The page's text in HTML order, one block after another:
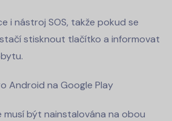
i nástroj SOS, takže pokud se
stisknout tlačítko a informovat
Android na Google Play
musí být nainstalována na obou